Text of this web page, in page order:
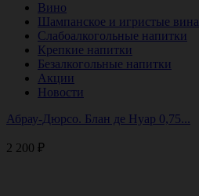
Вино
Шампанское и игристые вина
Слабоалкогольные напитки
Крепкие напитки
Безалкогольные напитки
Акции
Новости
Абрау-Дюрсо. Блан де Нуар 0,75...
2 200 ₽